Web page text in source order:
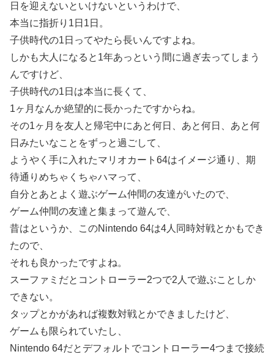
日を迎えないといけないというわけで、
本当に指折り1日1日。
子供時代の1日ってやたら長いんですよね。
しかも大人になると1年あっという間に過ぎ去ってしまう
んですけど、
子供時代の1日は本当に長くて、
1ヶ月なんか絶望的に長かったですからね。
その1ヶ月を友人と帰宅中にあと何日、あと何日、あと何
日みたいなことをずっと過ごして、
ようやく手に入れたマリオカート64はイメージ通り、期
待通りめちゃくちゃハマって、
自分とあとよく遊ぶゲーム仲間の友達がいたので、
ゲーム仲間の友達と集まって遊んで、
昔はというか、このNintendo 64は4人同時対戦とかもでき
たので、
それも良かったですよね。
スーファミだとコントローラー2つで2人で遊ぶことしか
できない。
タップとかがあれば複数対戦とかできましたけど、
ゲームも限られていたし、
Nintendo 64だとデフォルトでコントローラー4つまで接続